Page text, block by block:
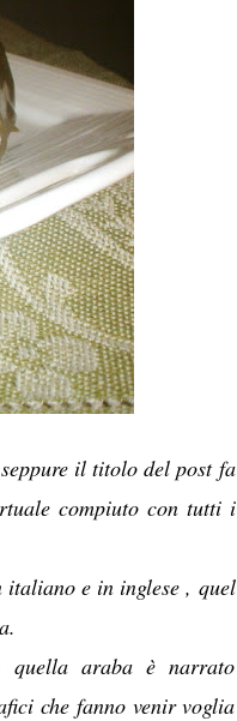
il titolo del post fa
compiuto con tutti i
e in inglese , quel
quella araba è narrato
che fanno venir voglia